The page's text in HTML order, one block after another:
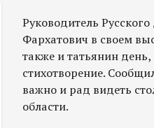
Руководитель
Фархатович в своем
также и татьянин
стихотворение.
важно и рад видеть
области.